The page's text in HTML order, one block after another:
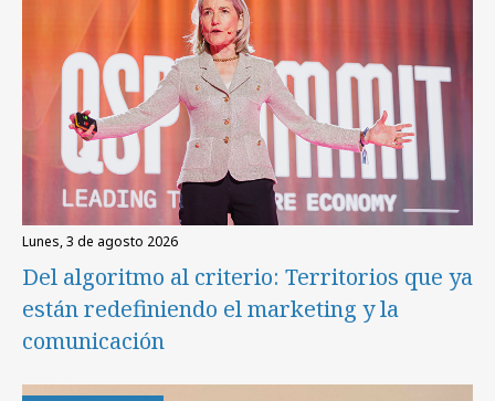
lunes, 3 de agosto 2026
Del algoritmo al criterio: Territorios que ya
están redefiniendo el marketing y la
comunicación